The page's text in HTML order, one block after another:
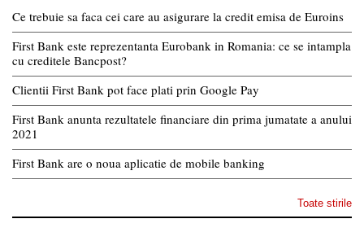
Ce trebuie sa faca cei care au asigurare la credit emisa de Euroins
First Bank este reprezentanta Eurobank in Romania: ce se intampla
cu creditele Bancpost?
Clientii First Bank pot face plati prin Google Pay
First Bank anunta rezultatele financiare din prima jumatate a anului
2021
First Bank are o noua aplicatie de mobile banking
Toate stirile